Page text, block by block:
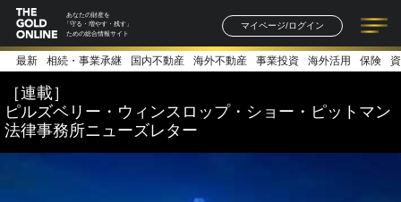
あなたの財産を
「守る・増やす・残す」
ための総合情報サイト
マイページ/ログイン
記事一覧 連載一覧
著者一覧 書籍一覧
最新 相続・事業承継 国内不動産 海外不動産 事業投資 海外活用 保険
［連載］
ピルズベリー・ウィンスロップ・ショー・ピットマン
法律事務所ニューズレター